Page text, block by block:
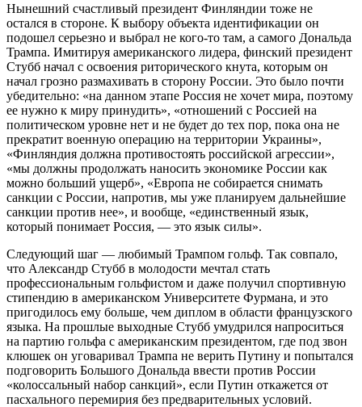
Нынешний счастливый президент Финляндии тоже не
остался в стороне. К выбору объекта идентификации он
подошел серьезно и выбрал не кого-то там, а самого Дональда
Трампа. Имитируя американского лидера, финский президент
Стубб начал с освоения риторического кнута, которым он
начал грозно размахивать в сторону России. Это было почти
убедительно: «на данном этапе Россия не хочет мира, поэтому
ее нужно к миру принудить», «отношений с Россией на
политическом уровне нет и не будет до тех пор, пока она не
прекратит военную операцию на территории Украины»,
«Финляндия должна противостоять российской агрессии»,
«мы должны продолжать наносить экономике России как
можно больший ущерб», «Европа не собирается снимать
санкции с России, напротив, мы уже планируем дальнейшие
санкции против нее», и вообще, «единственный язык,
который понимает Россия, — это язык силы».
Следующий шаг — любимый Трампом гольф. Так совпало,
что Александр Стубб в молодости мечтал стать
профессиональным гольфистом и даже получил спортивную
стипендию в американском Университете Фурмана, и это
пригодилось ему больше, чем диплом в области французского
языка. На прошлые выходные Стубб умудрился напроситься
на партию гольфа с американским президентом, где под звон
клюшек он уговаривал Трампа не верить Путину и попытался
подговорить Большого Дональда ввести против России
«колоссальный набор санкций», если Путин откажется от
пасхального перемирия без предварительных условий.